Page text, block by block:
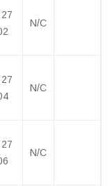
N/C
N/C
N/C